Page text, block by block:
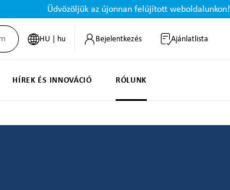
Üdvözöljük az újonnan felújított weboldalunkon!
HU | hu Bejelentkezés Ajánlatlista
HÍREK ÉS INNOVÁCIÓ RÓLUNK